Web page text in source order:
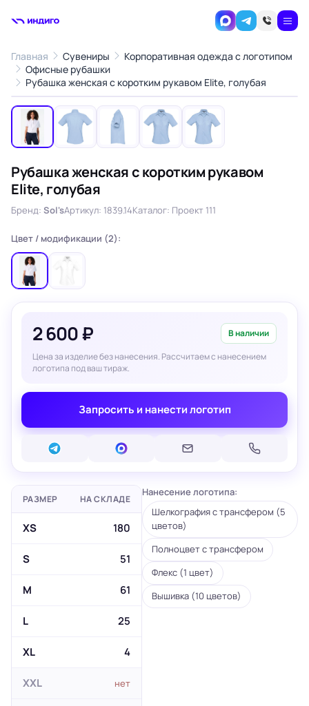
Главная Сувениры
Корпоративная одежда с логотипом
Офисные рубашки
Рубашка женская с коротким рукавом Elite, голубая
‹ ›
Рубашка женская с коротким рукавом
Elite, голубая
Бренд: Sol'sАртикул: 1839.14Каталог: Проект 111
Цвет / модификации (2):
2 600 ₽ В наличии
Цена за изделие без нанесения. Рассчитаем с нанесением
логотипа под ваш тираж.
Запросить и нанести логотип
РАЗМЕР НА СКЛАДЕ
XS 180
S 51
M 61
L 25
XL 4
XXL нет
Нанесение логотипа:
Шелкография с трансфером (5
цветов)
Полноцвет с трансфером
Флекс (1 цвет)
Вышивка (10 цветов)